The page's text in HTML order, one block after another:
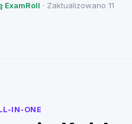
ExamRoll · Zaktualizowano 11
IN-ONE